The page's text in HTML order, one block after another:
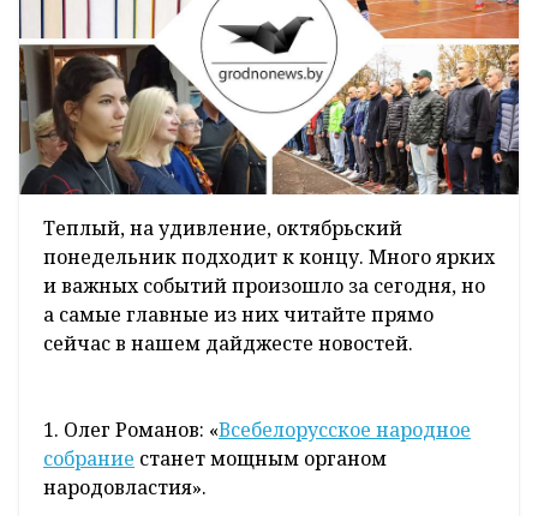
Теплый, на удивление, октябрьский
понедельник подходит к концу. Много ярких
и важных событий произошло за сегодня, но
а самые главные из них читайте прямо
сейчас в нашем дайджесте новостей.
1. Олег Романов: «Всебелорусское народное
собрание станет мощным органом
народовластия».